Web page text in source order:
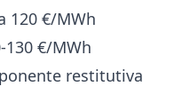
120 €/MWh
130 €/MWh
restitutiva